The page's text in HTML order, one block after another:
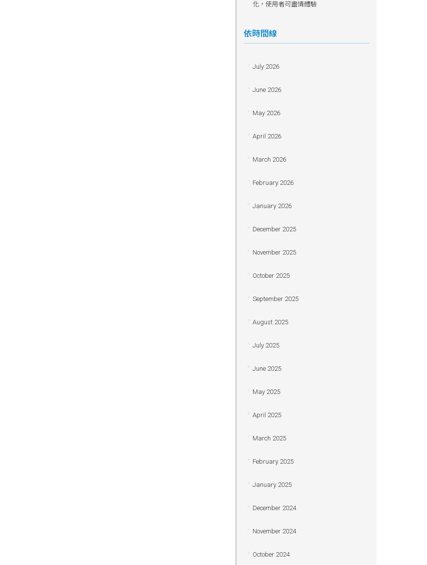
化，使用者可盡情體驗
依時間線
July 2026
June 2026
May 2026
April 2026
March 2026
February 2026
January 2026
December 2025
November 2025
October 2025
September 2025
August 2025
July 2025
June 2025
May 2025
April 2025
March 2025
February 2025
January 2025
December 2024
November 2024
October 2024